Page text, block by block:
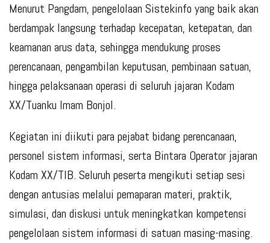
Menurut Pangdam, pengelolaan Sistekinfo yang baik akan
berdampak langsung terhadap kecepatan, ketepatan, dan
keamanan arus data, sehingga mendukung proses
perencanaan, pengambilan keputusan, pembinaan satuan,
hingga pelaksanaan operasi di seluruh jajaran Kodam
XX/Tuanku Imam Bonjol.
Kegiatan ini diikuti para pejabat bidang perencanaan,
personel sistem informasi, serta Bintara Operator jajaran
Kodam XX/TIB. Seluruh peserta mengikuti setiap sesi
dengan antusias melalui pemaparan materi, praktik,
simulasi, dan diskusi untuk meningkatkan kompetensi
pengelolaan sistem informasi di satuan masing-masing.